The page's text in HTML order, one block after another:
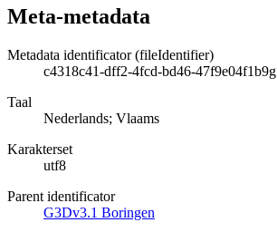
Meta-metadata
Metadata identificator (fileIdentifier)
c4318c41-dff2-4fcd-bd46-47f9e04f1b9g
Taal
Nederlands; Vlaams
Karakterset
utf8
Parent identificator
G3Dv3.1 Boringen